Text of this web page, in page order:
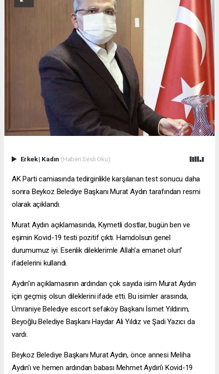
Erkek| Kadın (Haberi Sesli Oku)
AK Parti camiasında tedirginlikle karşılanan test sonucu daha
sonra Beykoz Belediye Başkanı Murat Aydın tarafından resmi
olarak açıklandı.
Murat Aydın açıklamasında, Kıymetli dostlar, bugün ben ve
eşimin Kovid-19 testi pozitif çıktı. Hamdolsun genel
durumumuz iyi. Esenlik dileklerimle Allah’a emanet olun”
ifadelerini kullandı.
Aydın’ın açıklamasının ardından çok sayıda isim Murat Aydın
için geçmiş olsun dileklerini ifade etti. Bu isimler arasında,
Ümraniye Belediye escort sefaköyBaşkanı İsmet Yıldırım,
Beyoğlu Belediye Başkanı Haydar Ali Yıldız ve Şadi Yazıcı da
vardı.
Beykoz Belediye Başkanı Murat Aydın, önce annesi Meliha
Aydın'ı ve hemen ardından babası Mehmet Aydın'ı Kovid-19